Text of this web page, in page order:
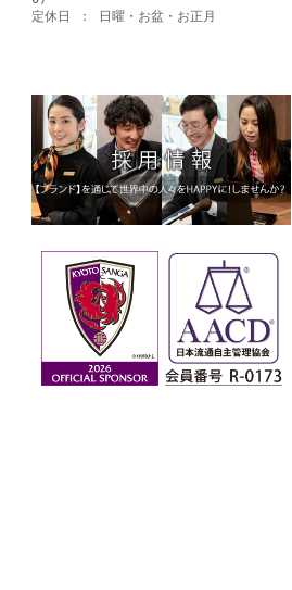
定休日 ： 日曜・お盆・お正月